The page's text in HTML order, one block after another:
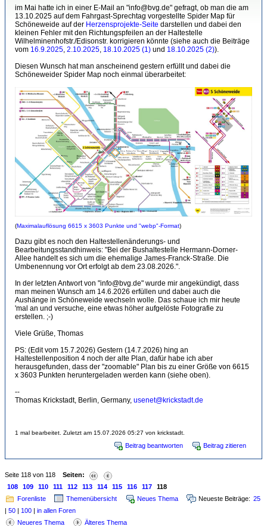
im Mai hatte ich in einer E-Mail an "info@bvg.de" gefragt, ob man die am
13.10.2025 auf dem Fahrgast-Sprechtag vorgestellte Spider Map für
Schöneweide auf der Herzensprojekte-Seite darstellen und dabei den
kleinen Fehler mit den Richtungspfeilen an der Haltestelle
Wilhelminenhofstr./Edisonstr. korrigieren könnte (siehe auch die Beiträge
vom 16.9.2025, 2.10.2025, 18.10.2025 (1) und 18.10.2025 (2)).
Diesen Wunsch hat man anscheinend gestern erfüllt und dabei die
Schöneweider Spider Map noch einmal überarbeitet:
(Maximalauflösung 6615 x 3603 Punkte und "webp"-Format)
Dazu gibt es noch den Haltestellenänderungs- und
Bearbeitungsstandhinweis: "Bei der Bushaltestelle Hermann-Dorner-
Allee handelt es sich um die ehemalige James-Franck-Straße. Die
Umbenennung vor Ort erfolgt ab dem 23.08.2026.".
In der letzten Antwort von "info@bvg.de" wurde mir angekündigt, dass
man meinen Wunsch am 14.6.2026 erfüllen und dabei auch die
Aushänge in Schöneweide wechseln wolle. Das schaue ich mir heute
'mal an und versuche, eine etwas höher aufgelöste Fotografie zu
erstellen. ;-)
Viele Grüße, Thomas
PS: (Edit vom 15.7.2026) Gestern (14.7.2026) hing an
Haltestellenposition 4 noch der alte Plan, dafür habe ich aber
herausgefunden, dass der "zoomable" Plan bis zu einer Größe von 6615
x 3603 Punkten heruntergeladen werden kann (siehe oben).
--
Thomas Krickstadt, Berlin, Germany, usenet@krickstadt.de
1 mal bearbeitet. Zuletzt am 15.07.2026 05:27 von krickstadt.
Beitrag beantworten Beitrag zitieren
Seite 118 von 118 Seiten:
108
109 110 111 112 113 114 115 116 117
118
Forenliste
Themenübersicht Neues Thema Neueste Beiträge: 25
| 50 | 100 | in allen Foren
Neueres Thema
Älteres Thema